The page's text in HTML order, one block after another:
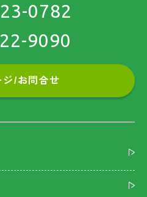
0782
9090
ジ/お問合せ